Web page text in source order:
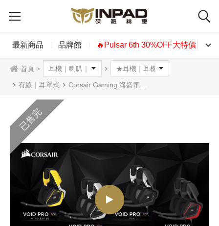
最新商品 品牌館 🔥Pulsar 6th 30%OFF大特價🔥
首頁
有線｜耳罩式 Corsair Gaming 海盜電競 Void Pro RGB USB耳機麥克風 碳黑色 白色
已售完